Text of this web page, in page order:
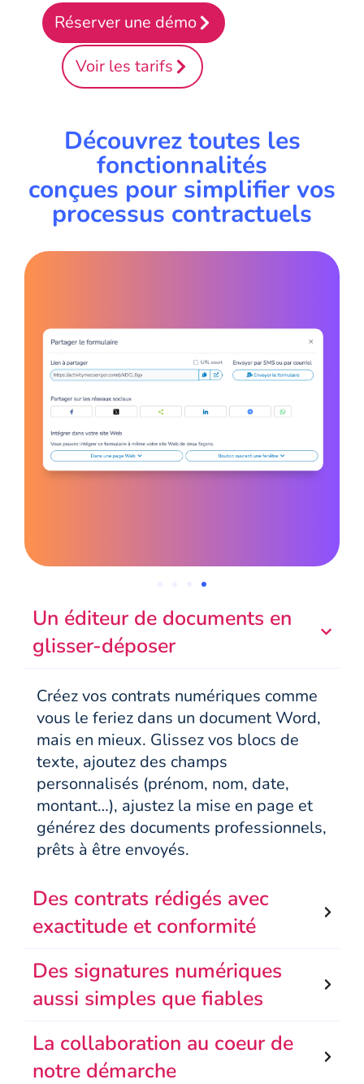
Réserver une démo
Voir les tarifs
Découvrez toutes les
fonctionnalités
conçues pour simplifier vos
processus contractuels
Un éditeur de documents en
glisser-déposer
Créez vos contrats numériques comme
vous le feriez dans un document Word,
mais en mieux. Glissez vos blocs de
texte, ajoutez des champs
personnalisés (prénom, nom, date,
montant…), ajustez la mise en page et
générez des documents professionnels,
prêts à être envoyés.
Des contrats rédigés avec
exactitude et conformité
Des signatures numériques
aussi simples que fiables
La collaboration au coeur de
notre démarche